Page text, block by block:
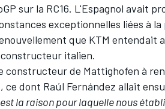
sur la RC16. L'Espagnol avait
exceptionnelles liées à la
que KTM entendait
italien.
constructeur de Mattighofen à
ce dont Raúl Fernández allait
la raison pour laquelle nous